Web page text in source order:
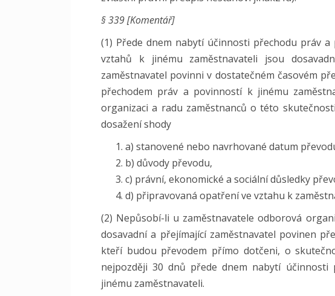
§ 339 [Komentář]
(1) Přede dnem nabytí účinnosti přechodu práv
vztahů k jinému zaměstnavateli jsou
zaměstnavatel povinni v dostatečném časovém
přechodem práv a povinností k jinému
organizaci a radu zaměstnanců o této
dosažení shody
a) stanovené nebo navrhované datum
b) důvody převodu,
c) právní, ekonomické a sociální důsledky
d) připravovaná opatření ve vztahu k
(2) Nepůsobí-li u zaměstnavatele odborová
dosavadní a přejímající zaměstnavatel povinen
kteří budou převodem přímo dotčeni, o
nejpozději 30 dnů přede dnem nabytí
jinému zaměstnavateli.